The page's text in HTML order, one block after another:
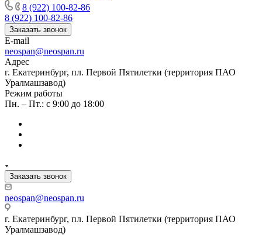
8 (922) 100-82-86
8 (922) 100-82-86
Заказать звонок
E-mail
neospan@neospan.ru
Адрес
г. Екатеринбург, пл. Первой Пятилетки (территория ПАО
Уралмашзавод)
Режим работы
Пн. – Пт.: с 9:00 до 18:00
Заказать звонок
neospan@neospan.ru
г. Екатеринбург, пл. Первой Пятилетки (территория ПАО
Уралмашзавод)